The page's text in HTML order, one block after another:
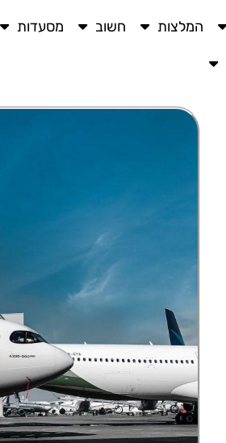
המלצות חשוב מסעדות